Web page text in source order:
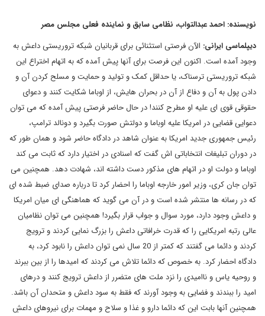
نویسنده: احمد عبدالتواب، نظامی سابق و نماینده فعلی مجلس مصر
دیپلماسی ایرانی: الآن فرصتی استثنائی برای قربانیان شبکه تروریستی داعش به
وجود آمده است. اکنون این فرصت برای آنها پیش آمده که به اتهام اختراع این
شبکه تروریستی ترسناک، یا حداقل کمک و تولید و حمایت و مسلح کردن آن و
دادن پول به آن و دفاع از آن در بحران هایش، از اوباما شکایت کنند و دعوای
حقوقی قوی ای علیه او مطرح کنند! در حال حاضر فرصتی پیش آمده که می توان
دعوایی قضایی در امریکا علیه اوباما و دولتش صورت بگیرد و دونالد ترامپ،
رئیس جمهوری جدید امریکا به عنوان شاهد در دادگاه حاضر شود و همان طور که
در دوران تبلیغات انتخاباتی اش گفت که اسنادی در اختیار دارد که ثابت می کند
اوباما و دولت او در اتهام های مذکور دست داشته اند، شهادت دهد. همچنین می
توان جان کری، وزیر امور خارجه اوباما را احضار کرد تا درباره صدای ضبط شده ای
که در رسانه ها منتشر شده است و در آن می گوید که هماهنگی ای میان امریکا
و داعش وجود دارد، مورد سوال و جواب قرار بگیرد! همچنین می توان نظامیان
عالی رتبه امریکایی را که قدرت خرافاتی داعش را بزرگ نمایی کردند و ترویج
کردند و دائما می گفتند که کمتر از 20 سال نمی توان داعش را نابود کرد، به
دادگاه احضار کرد. به خصوص که دائما تلاش می کردند که امیدها را از بین ببرند
و روحیه یاس و ناامیدی را نزد ملت های متضرر از داعش ترویج کنند و درهای
امید را ببندند و فضایی به وجود آورند که فقط به سود داعش و متحدان آن باشد.
همچنین آنها بابت این که دائما دارو و غذا و سلاح و مهمات برای نیروهای داعشِ